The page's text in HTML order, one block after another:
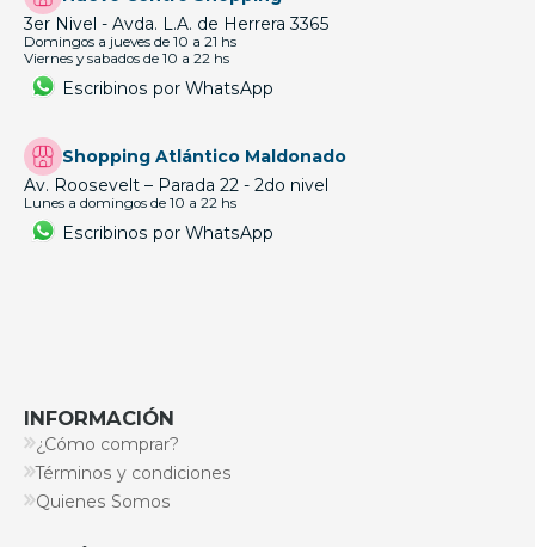
3er Nivel - Avda. L.A. de Herrera 3365
Domingos a jueves de 10 a 21 hs
Viernes y sabados de 10 a 22 hs
Escribinos por WhatsApp
Shopping Atlántico Maldonado
Av. Roosevelt – Parada 22 - 2do nivel
Lunes a domingos de 10 a 22 hs
Escribinos por WhatsApp
INFORMACIÓN
¿Cómo comprar?
Términos y condiciones
Quienes Somos